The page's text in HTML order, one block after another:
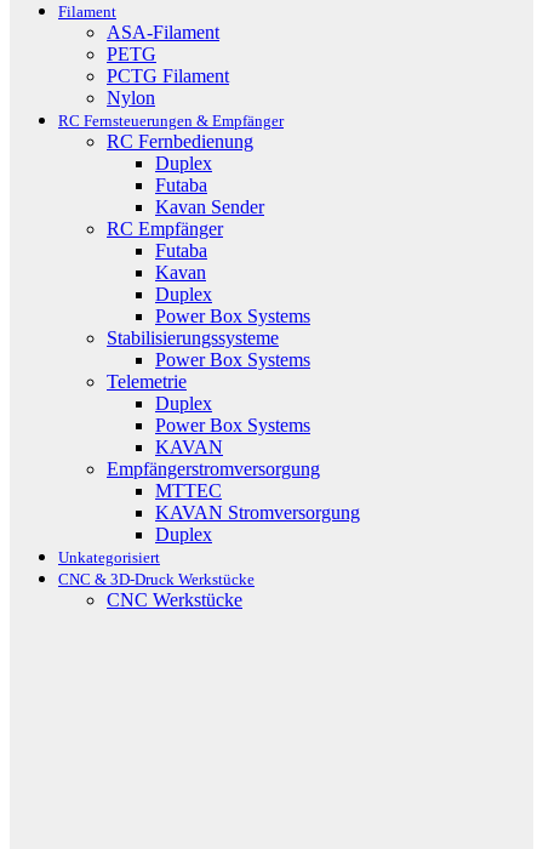
Filament
ASA-Filament
PETG
PCTG Filament
Nylon
RC Fernsteuerungen & Empfänger
RC Fernbedienung
Duplex
Futaba
Kavan Sender
RC Empfänger
Futaba
Kavan
Duplex
Power Box Systems
Stabilisierungssysteme
Power Box Systems
Telemetrie
Duplex
Power Box Systems
KAVAN
Empfängerstromversorgung
MTTEC
KAVAN Stromversorgung
Duplex
Unkategorisiert
CNC & 3D-Druck Werkstücke
CNC Werkstücke